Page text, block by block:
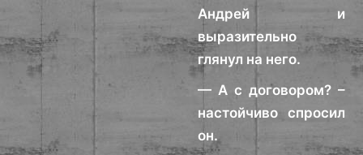
Андрей и
выразительно
глянул на него.
— А с договором? –
настойчиво спросил
он.